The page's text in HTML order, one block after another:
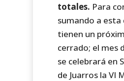
totales. Para
sumando a esta
tienen un
cerrado; el mes
se celebrará en
de Juarros la VI